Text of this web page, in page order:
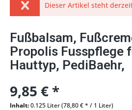
Dieser Artikel steht
Fußbalsam,
Propolis Fusspflege
Hauttyp, PediBaehr,
9,85 € *
Inhalt:0.125 Liter (78,80 € * / 1 Liter)